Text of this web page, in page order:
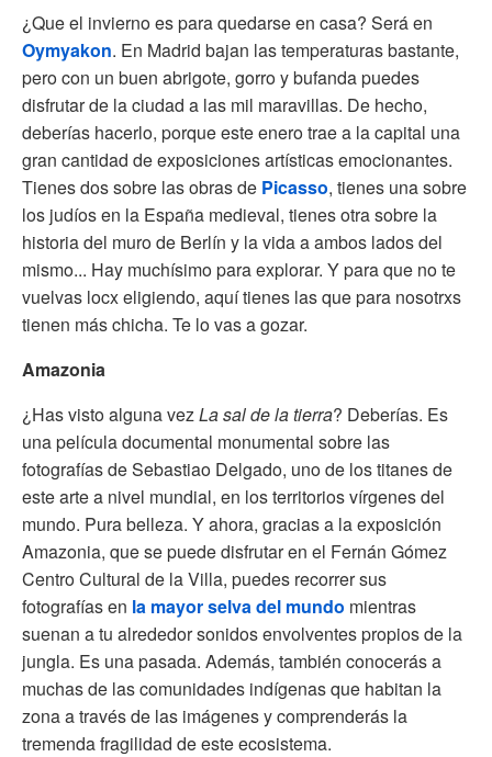
¿Que el invierno es para quedarse en casa? Será en
Oymyakon. En Madrid bajan las temperaturas bastante,
pero con un buen abrigote, gorro y bufanda puedes
disfrutar de la ciudad a las mil maravillas. De hecho,
deberías hacerlo, porque este enero trae a la capital una
gran cantidad de exposiciones artísticas emocionantes.
Tienes dos sobre las obras de Picasso, tienes una sobre
los judíos en la España medieval, tienes otra sobre la
historia del muro de Berlín y la vida a ambos lados del
mismo... Hay muchísimo para explorar. Y para que no te
vuelvas locx eligiendo, aquí tienes las que para nosotrxs
tienen más chicha. Te lo vas a gozar.
Amazonia
¿Has visto alguna vezLa sal de la tierra? Deberías. Es
una película documental monumental sobre las
fotografías de Sebastiao Delgado, uno de los titanes de
este arte a nivel mundial, en los territorios vírgenes del
mundo. Pura belleza. Y ahora, gracias a la exposición
Amazonia, que se puede disfrutar en el Fernán Gómez
Centro Cultural de la Villa, puedes recorrer sus
fotografías en la mayor selva del mundo mientras
suenan a tu alrededor sonidos envolventes propios de la
jungla. Es una pasada. Además, también conocerás a
muchas de las comunidades indígenas que habitan la
zona a través de las imágenes y comprenderás la
tremenda fragilidad de este ecosistema.